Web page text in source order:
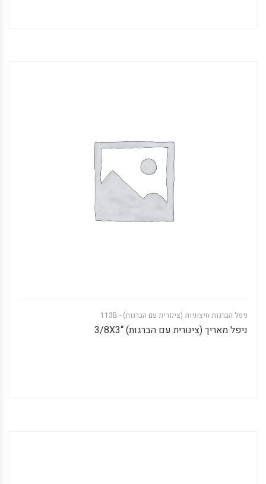
ניפל הברגות חיצוניות (צינורית עם הברגות) - 113B
ניפל מאריך (צינורית עם הברגות) “3/8X3